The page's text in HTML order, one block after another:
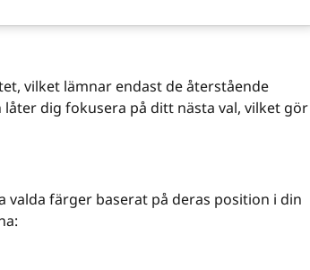
vilket lämnar endast de återstående
dig fokusera på ditt nästa val, vilket gör
färger baserat på deras position i din